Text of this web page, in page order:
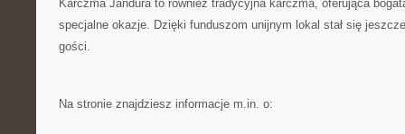
Karczma Jandura to również tradycyjna karczma, oferująca
specjalne okazje. Dzięki funduszom unijnym lokal stał się
gości.
Na stronie znajdziesz informacje m.in. o: